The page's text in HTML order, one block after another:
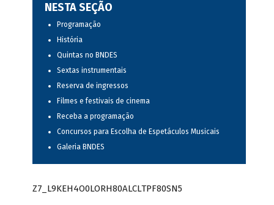
NESTA SEÇÃO
Programação
História
Quintas no BNDES
Sextas instrumentais
Reserva de ingressos
Filmes e festivais de cinema
Receba a programação
Concursos para Escolha de Espetáculos Musicais
Galeria BNDES
Z7_L9KEH4O0LORH80ALCLTPF80SN5